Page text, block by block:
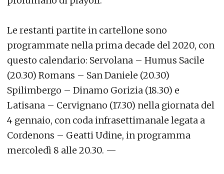
Le restanti partite in cartellone sono
programmate nella prima decade del 2020, con
questo calendario: Servolana – Humus Sacile
(20.30) Romans – San Daniele (20.30)
Spilimbergo – Dinamo Gorizia (18.30) e
Latisana – Cervignano (17.30) nella giornata del
4 gennaio, con coda infrasettimanale legata a
Cordenons – Geatti Udine, in programma
mercoledì 8 alle 20.30. —